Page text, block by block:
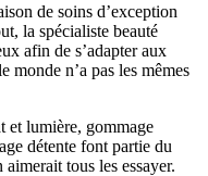
de soins d’exception
la spécialiste beauté
afin de s’adapter aux
monde n’a pas les mêmes
et lumière, gommage
détente font partie du
aimerait tous les essayer.